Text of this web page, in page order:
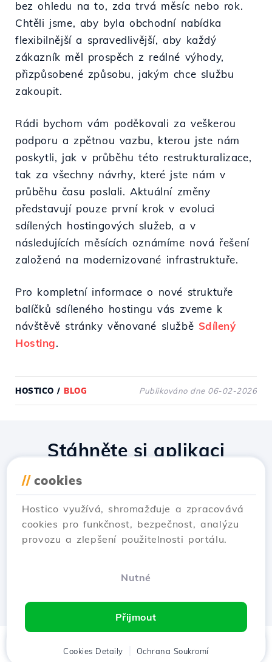
bez ohledu na to, zda trvá měsíc nebo rok.
Chtěli jsme, aby byla obchodní nabídka
flexibilnější a spravedlivější, aby každý
zákazník měl prospěch z reálné výhody,
přizpůsobené způsobu, jakým chce službu
zakoupit.
Rádi bychom vám poděkovali za veškerou
podporu a zpětnou vazbu, kterou jste nám
poskytli, jak v průběhu této restrukturalizace,
tak za všechny návrhy, které jste nám v
průběhu času poslali. Aktuální změny
představují pouze první krok v evoluci
sdílených hostingových služeb, a v
následujících měsících oznámíme nová řešení
založená na modernizované infrastruktuře.
Pro kompletní informace o nové struktuře
balíčků sdíleného hostingu vás zveme k
návštěvě stránky věnované službě Sdílený
Hosting.
HOSTICO / BLOG Publikováno dne 06-02-2026
// cookies
Hostico využívá, shromažďuje a zpracovává
cookies pro funkčnost, bezpečnost, analýzu
provozu a zlepšení použitelnosti portálu.
Nutné
Přijmout
Cookies Detaily Ochrana Soukromí
Klient Košík Chat
Stáhněte si aplikaci